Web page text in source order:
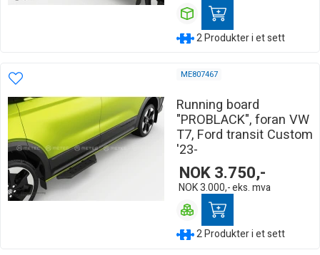
2 Produkter i et sett
ME807467
Running board
"PROBLACK", foran VW
T7, Ford transit Custom
'23-
NOK3.750,-
NOK3.000,-eks. mva
2 Produkter i et sett